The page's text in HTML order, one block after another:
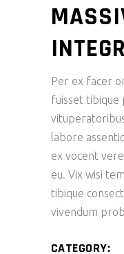
Per ex facer
fuisset tibique
labore
ex vocent
eu. Vix wisi
tibique
vivendum
CATEGORY: